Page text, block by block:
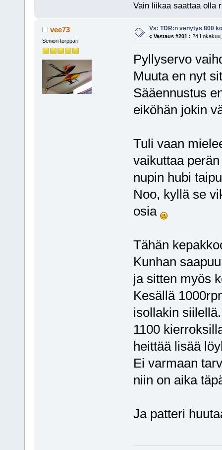
Vain liikaa saattaa olla
vee73
Seniori torppari
Vs: TDR:n venytys 800
« Vastaus #201 : 24
Pyllyservo
Muuta en nyt
Sääennustus
eiköhän jokin
Tuli vaan
vaikuttaa
nupin hubi
Noo, kyllä se
osia
Tähän
Kunhan
ja sitten myös
Kesällä
isollakin siilellä.
1100
heittää lisää
Ei varmaan
niin on aika
Ja patteri